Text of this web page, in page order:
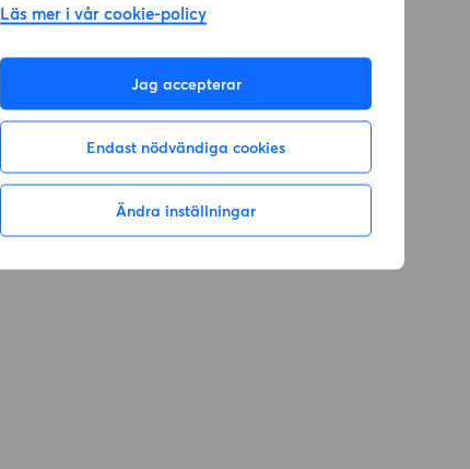
Läs mer i vår cookie-policy
Jag accepterar
Endast nödvändiga cookies
Ändra inställningar